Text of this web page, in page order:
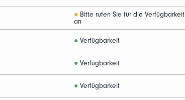
● Bitte rufen Sie für die Verfügbarkeit
an
● Verfügbarkeit
● Verfügbarkeit
● Verfügbarkeit